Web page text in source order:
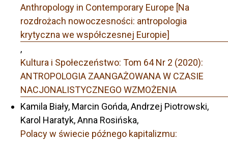
Anthropology in Contemporary Europe [Na
rozdrożach nowoczesności: antropologia
krytyczna we współczesnej Europie]
,
Kultura i Społeczeństwo: Tom 64 Nr 2 (2020):
ANTROPOLOGIA ZAANGAŻOWANA W CZASIE
NACJONALISTYCZNEGO WZMOŻENIA
Kamila Biały, Marcin Gońda, Andrzej Piotrowski,
Karol Haratyk, Anna Rosińska,
Polacy w świecie późnego kapitalizmu: